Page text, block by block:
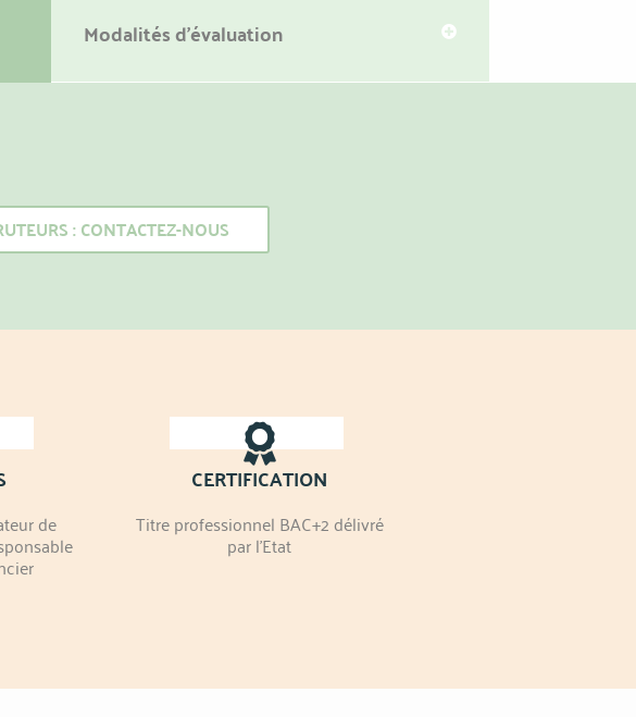
Modalités d'évaluation
: CONTACTEZ-NOUS
de
CERTIFICATION
Titre professionnel BAC+2 délivré
par l'Etat